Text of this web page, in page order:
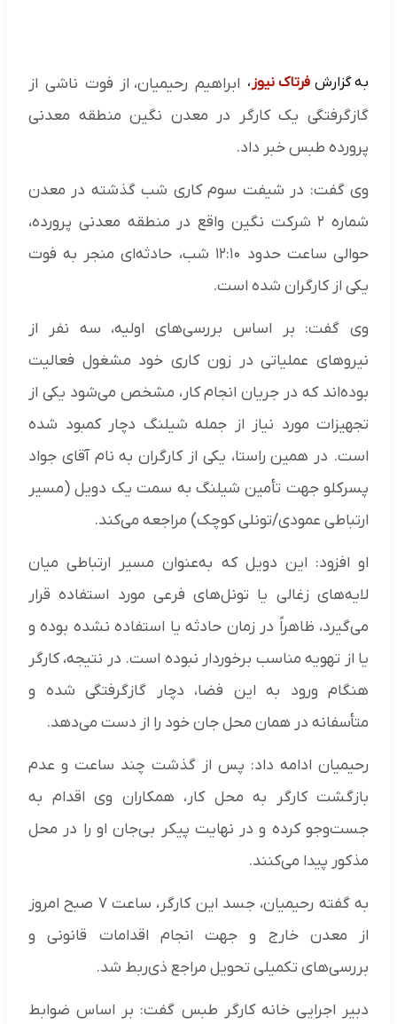
به گزارش فرتاک نیوز ، ابراهیم رحیمیان، از فوت ناشی از
گازگرفتگی یک کارگر در معدن نگین منطقه معدنی
پرورده طبس خبر داد.
وی گفت: در شیفت سوم کاری شب گذشته در معدن
شماره ۲ شرکت نگین واقع در منطقه معدنی پرورده،
حوالی ساعت حدود ۱۲:۱۰ شب، حادثه‌ای منجر به فوت
یکی از کارگران شده است.
وی گفت: بر اساس بررسی‌های اولیه، سه نفر از
نیروهای عملیاتی در زون کاری خود مشغول فعالیت
بوده‌اند که در جریان انجام کار، مشخص می‌شود یکی از
تجهیزات مورد نیاز از جمله شیلنگ دچار کمبود شده
است. در همین راستا، یکی از کارگران به نام آقای جواد
پسرکلو جهت تأمین شیلنگ به سمت یک دویل (مسیر
ارتباطی عمودی/تونلی کوچک) مراجعه می‌کند.
او افزود: این دویل که به‌عنوان مسیر ارتباطی میان
لایه‌های زغالی یا تونل‌های فرعی مورد استفاده قرار
می‌گیرد، ظاهراً در زمان حادثه یا استفاده نشده بوده و
یا از تهویه مناسب برخوردار نبوده است. در نتیجه، کارگر
هنگام ورود به این فضا، دچار گازگرفتگی شده و
متأسفانه در همان محل جان خود را از دست می‌دهد.
رحیمیان ادامه داد: پس از گذشت چند ساعت و عدم
بازگشت کارگر به محل کار، همکاران وی اقدام به
جست‌وجو کرده و در نهایت پیکر بی‌جان او را در محل
مذکور پیدا می‌کنند.
به گفته رحیمیان، جسد این کارگر، ساعت ۷ صبح امروز
از معدن خارج و جهت انجام اقدامات قانونی و
بررسی‌های تکمیلی تحویل مراجع ذی‌ربط شد.
دبیر اجرایی خانه کارگر طبس گفت: بر اساس ضوابط